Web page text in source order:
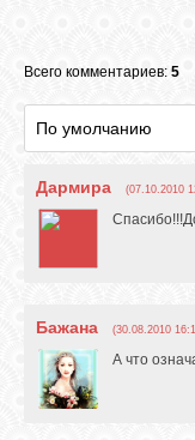
Всего комментариев: 5
Дармира (07.10.2010
Бажана (30.08.2010
А что